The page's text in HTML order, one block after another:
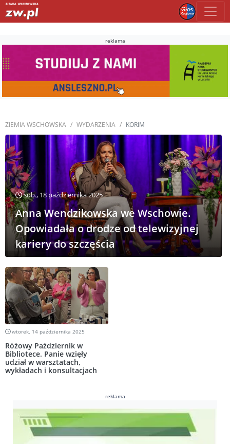
reklama
ZIEMIA WSCHOWSKA WYDARZENIA KORIM
sob., 18 października 2025
Anna Wendzikowska we Wschowie.
Opowiadała o drodze od telewizyjnej
kariery do szczęścia
wtorek, 14 października 2025
Różowy Październik w
Bibliotece. Panie wzięły
udział w warsztatach,
wykładach i konsultacjach
reklama